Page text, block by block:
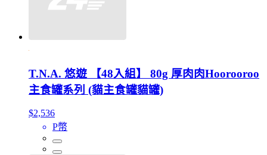
T.N.A. 悠遊 【48入組】 80g 厚肉肉Hoorooroo
主食罐系列 (貓主食罐貓罐)
$2,536
P幣